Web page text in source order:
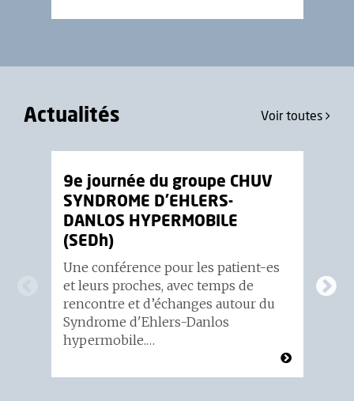
Actualités Voir toutes
9e journée du groupe CHUV
SYNDROME D’EHLERS-
DANLOS HYPERMOBILE
(SEDh)
Une conférence pour les patient-es
et leurs proches, avec temps de
rencontre et d’échanges autour du
Syndrome d'Ehlers-Danlos
hypermobile.…